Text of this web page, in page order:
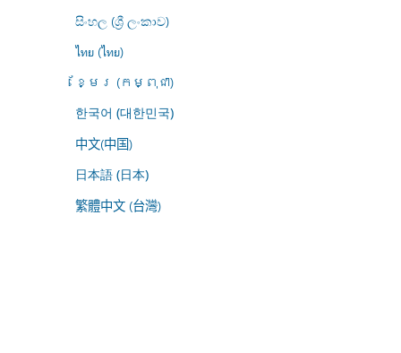
සිංහල (ශ්‍රී ලංකාව)
ไทย (ไทย)
ខ្មែរ (កម្ពុជា)
한국어 (대한민국)
中文(中国)
日本語 (日本)
繁體中文 (台灣)